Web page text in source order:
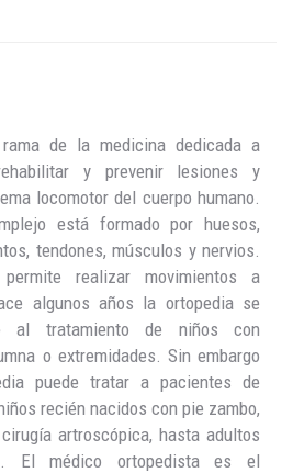
de la medicina dedicada a
y prevenir lesiones y
locomotor del cuerpo humano.
está formado por huesos,
tendones, músculos y nervios.
realizar movimientos a
algunos años la ortopedia se
al tratamiento de niños con
o extremidades. Sin embargo
puede tratar a pacientes de
recién nacidos con pie zambo,
artroscópica, hasta adultos
El médico ortopedista es el